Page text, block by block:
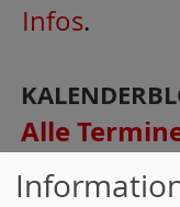
Infos.
Alle
11.08.2026,